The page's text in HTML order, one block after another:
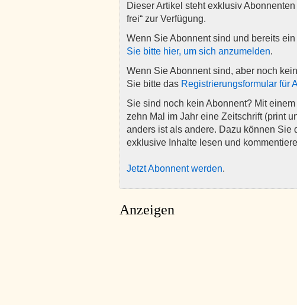
Dieser Artikel steht exklusiv
frei“ zur Verfügung.
Wenn Sie Abonnent sind und bereits
Sie bitte hier, um sich anzumelden.
Wenn Sie Abonnent sind, aber noch
Sie bitte das Registrierungsformular für
Sie sind noch kein Abonnent? Mit einem
zehn Mal im Jahr eine Zeitschrift (print
anders ist als andere. Dazu können Sie
exklusive Inhalte lesen und
Jetzt Abonnent werden.
Anzeigen